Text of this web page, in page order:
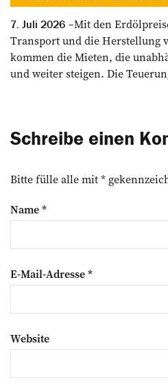
7. Juli 2026
Mit den
Transport und die Herstellung
kommen die Mieten, die
und weiter steigen. Die
Schreibe einen
Bitte fülle alle mit *
Name*
E-Mail-Adresse*
Website